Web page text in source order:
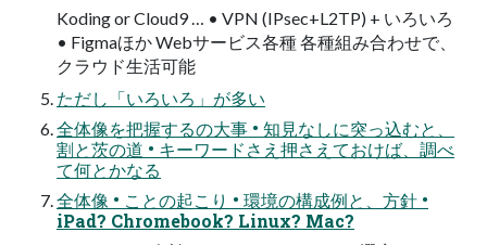
Koding or Cloud9 … • VPN (IPsec+L2TP) + いろいろ
• Figmaほか Webサービス各種 各種組み合わせで、
クラウド生活可能
ただし「いろいろ」が多い
全体像を把握するの大事 • 知見なしに突っ込むと、
割と茨の道 • キーワードさえ押さえておけば、調べ
て何とかなる
全体像 • ことの起こり • 環境の構成例と、方針 •
iPad? Chromebook? Linux? Mac?